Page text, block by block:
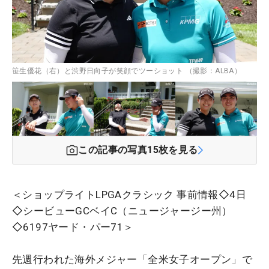
笹生優花（右）と渋野日向子が笑顔でツーショット （撮影：ALBA）
この記事の写真15枚を見る
＜ショップライトLPGAクラシック 事前情報◇4日
◇シービューGCベイC（ニュージャージー州）
◇6197ヤード・パー71＞
先週行われた海外メジャー「全米女子オープン」で